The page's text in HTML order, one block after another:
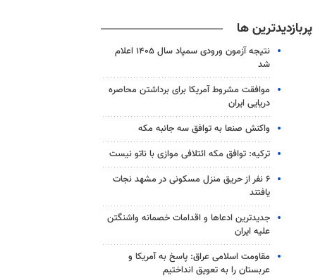
پربازدیدترین ها
نتیجه آزمون ورودی سمپاد سال ۱۴۰۵ اعلام
شد
موافقت مشروط آمریکا برای برداشتن محاصره
دریایی ایران
واکنش صنعا به توافق سه جانبه مکه
ترکیه: توافق مکه ائتلافی موازی با ناتو نیست
۶ نفر از حریق منزل مسکونی در مشهد نجات
یافتند
جدیدترین ادعاها و اقدامات خصمانه واشنگتن
علیه ایران
مقاومت اسلامی عراق: پاسخ به آمریکا و
عربستان را به تعویق انداختیم